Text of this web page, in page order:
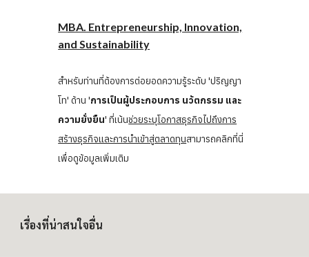
MBA. Entrepreneurship, Innovation,
and Sustainability
สำหรับท่านที่ต้องการต่อยอดความรู้ระดับ 'ปริญญา
โท' ด้าน 'การเป็นผู้ประกอบการ นวัตกรรม และ
ความยั่งยืน' ที่เน้นช่วยระบุโอกาสธุรกิจไปถึงการ
สร้างธุรกิจและการนำเข้าสู่ตลาดทุนสามารถคลิกที่นี่
เพื่อดูข้อมูลเพิ่มเติม
เรื่องที่น่าสนใจอื่น